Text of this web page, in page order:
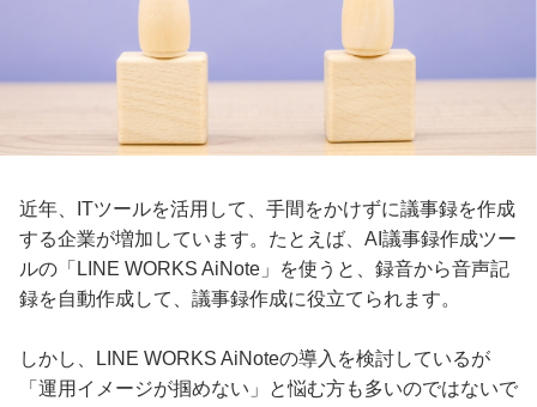
近年、ITツールを活用して、手間をかけずに議事録を作成
する企業が増加しています。たとえば、AI議事録作成ツー
ルの「LINE WORKS AiNote」を使うと、録音から音声記
録を自動作成して、議事録作成に役立てられます。
しかし、LINE WORKS AiNoteの導入を検討しているが
「運用イメージが掴めない」と悩む方も多いのではないで